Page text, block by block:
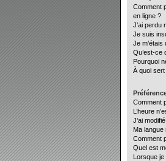
Comment
en ligne ?
J’ai perdu
Je suis
Je
Qu’est-ce
Pourquoi
À quoi
Comment
L’heure
J’ai
Ma langue
Comment
Quel est
Lorsque je